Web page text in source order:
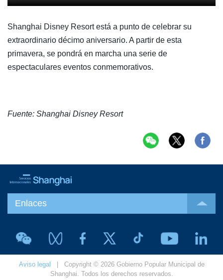
Shanghai Disney Resort está a punto de celebrar su
extraordinario décimo aniversario. A partir de esta
primavera, se pondrá en marcha una serie de
espectaculares eventos conmemorativos.
Fuente: Shanghai Disney Resort
Enlaces
Aviso legal
| Copyright © 2026 Gobierno Popular Municipal de
Shanghai. Todos los derechos reservados.